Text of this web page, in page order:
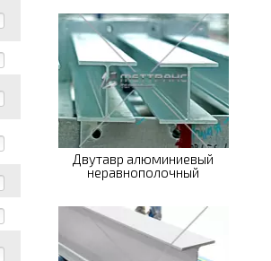
Двутавр алюминиевый
неравнополочный